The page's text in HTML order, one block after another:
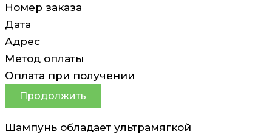
Номер заказа
Дата
Адрес
Метод оплаты
Оплата при получении
Продолжить
Шампунь обладает ультрамягкой